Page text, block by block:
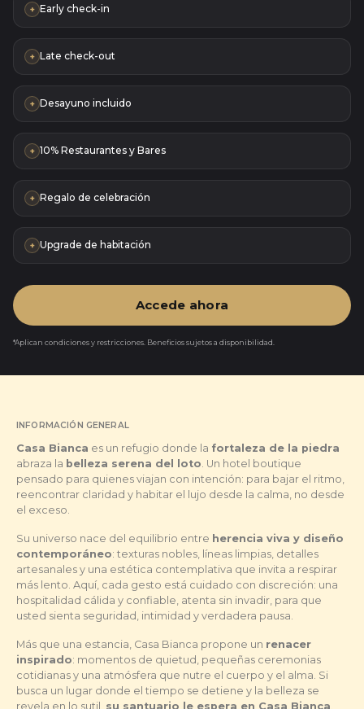
+ Early check-in
+ Late check-out
+ Desayuno incluido
+ 10% Restaurantes y Bares
+ Regalo de celebración
+ Upgrade de habitación
Accede ahora
*Aplican condiciones y restricciones. Beneficios sujetos a disponibilidad.
INFORMACIÓN GENERAL
Casa Bianca es un refugio donde la fortaleza de la piedra
abraza la belleza serena del loto . Un hotel boutique
pensado para quienes viajan con intención: para bajar el ritmo,
reencontrar claridad y habitar el lujo desde la calma, no desde
el exceso.
Su universo nace del equilibrio entre herencia viva y diseño
contemporáneo: texturas nobles, líneas limpias, detalles
artesanales y una estética contemplativa que invita a respirar
más lento. Aquí, cada gesto está cuidado con discreción: una
hospitalidad cálida y confiable, atenta sin invadir, para que
usted sienta seguridad, intimidad y verdadera pausa.
Más que una estancia, Casa Bianca propone un renacer
inspirado: momentos de quietud, pequeñas ceremonias
cotidianas y una atmósfera que nutre el cuerpo y el alma. Si
busca un lugar donde el tiempo se detiene y la belleza se
revela en lo sutil, su santuario le espera en Casa Bianca